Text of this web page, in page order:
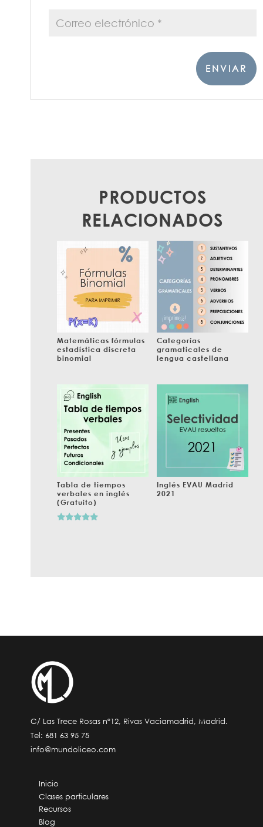
PRODUCTOS
RELACIONADOS
Matemáticas fórmulas
estadística discreta
binomial
Categorías
gramaticales de
lengua castellana
Tabla de tiempos
verbales en inglés
(Gratuito)
Inglés EVAU Madrid
2021
C/ Las Trece Rosas nº12, Rivas Vaciamadrid, Madrid.
Tel: 681 63 95 75
info@mundoliceo.com
Inicio
Clases particulares
Recursos
Blog